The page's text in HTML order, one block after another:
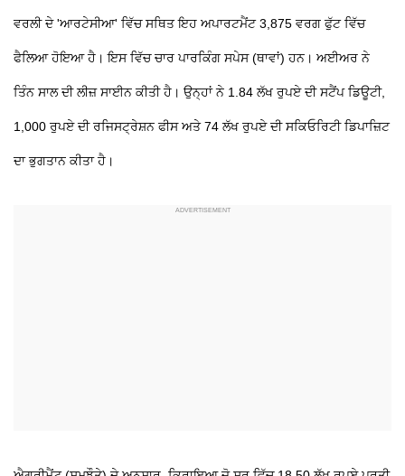
ਵਰਲੀ ਦੇ 'ਆਰਟੇਸੀਆ' ਵਿੱਚ ਸਥਿਤ ਇਹ ਅਪਾਰਟਮੈਂਟ 3,875 ਵਰਗ ਫੁੱਟ ਵਿੱਚ
ਫੈਲਿਆ ਹੋਇਆ ਹੈ। ਇਸ ਵਿੱਚ ਚਾਰ ਪਾਰਕਿੰਗ ਸਪੇਸ (ਥਾਵਾਂ) ਹਨ। ਅਈਅਰ ਨੇ
ਤਿੰਨ ਸਾਲ ਦੀ ਲੀਜ਼ ਸਾਈਨ ਕੀਤੀ ਹੈ। ਉਨ੍ਹਾਂ ਨੇ 1.84 ਲੱਖ ਰੁਪਏ ਦੀ ਸਟੈਂਪ ਡਿਊਟੀ,
1,000 ਰੁਪਏ ਦੀ ਰਜਿਸਟ੍ਰੇਸ਼ਨ ਫੀਸ ਅਤੇ 74 ਲੱਖ ਰੁਪਏ ਦੀ ਸਕਿਓਰਿਟੀ ਡਿਪਾਜ਼ਿਟ
ਦਾ ਭੁਗਤਾਨ ਕੀਤਾ ਹੈ।